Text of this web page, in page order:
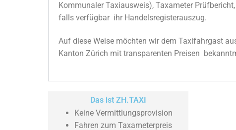
Kommunaler Taxiausweis), Taxameter
falls verfügbar ihr Handelsregisterauszug.
Auf diese Weise möchten wir dem Taxifahrgast
Kanton Zürich mit transparenten Preisen
Das ist ZH.TAXI
Keine Vermittlungsprovision
Fahren zum Taxameterpreis